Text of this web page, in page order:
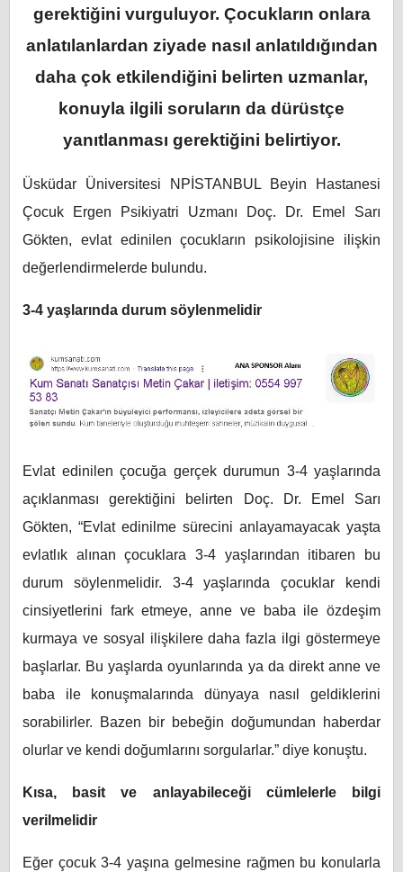
gerektiğini vurguluyor. Çocukların onlara
anlatılanlardan ziyade nasıl anlatıldığından
daha çok etkilendiğini belirten uzmanlar,
konuyla ilgili soruların da dürüstçe
yanıtlanması gerektiğini belirtiyor.
Üsküdar Üniversitesi NPİSTANBUL Beyin Hastanesi
Çocuk Ergen Psikiyatri Uzmanı Doç. Dr. Emel Sarı
Gökten, evlat edinilen çocukların psikolojisine ilişkin
değerlendirmelerde bulundu.
3-4 yaşlarında durum söylenmelidir
Evlat edinilen çocuğa gerçek durumun 3-4 yaşlarında
açıklanması gerektiğini belirten Doç. Dr. Emel Sarı
Gökten, “Evlat edinilme sürecini anlayamayacak yaşta
evlatlık alınan çocuklara 3-4 yaşlarından itibaren bu
durum söylenmelidir. 3-4 yaşlarında çocuklar kendi
cinsiyetlerini fark etmeye, anne ve baba ile özdeşim
kurmaya ve sosyal ilişkilere daha fazla ilgi göstermeye
başlarlar. Bu yaşlarda oyunlarında ya da direkt anne ve
baba ile konuşmalarında dünyaya nasıl geldiklerini
sorabilirler. Bazen bir bebeğin doğumundan haberdar
olurlar ve kendi doğumlarını sorgularlar.” diye konuştu.
Kısa, basit ve anlayabileceği cümlelerle bilgi
verilmelidir
Eğer çocuk 3-4 yaşına gelmesine rağmen bu konularla